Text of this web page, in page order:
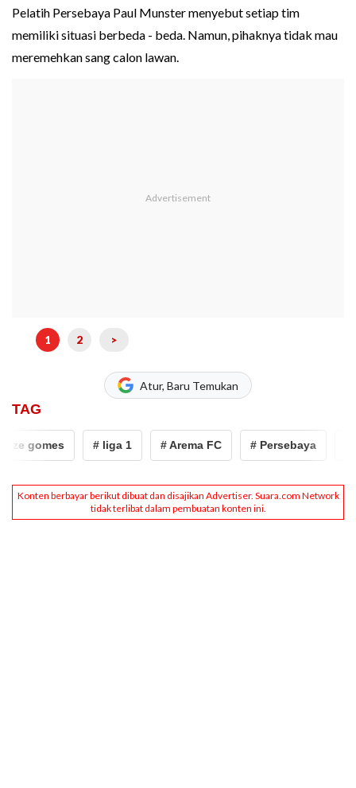
Pelatih Persebaya Paul Munster menyebut setiap tim
memiliki situasi berbeda - beda. Namun, pihaknya tidak mau
meremehkan sang calon lawan.
1 2 >
Atur, Baru Temukan
TAG
gomes # liga 1 # Arema FC # Persebaya